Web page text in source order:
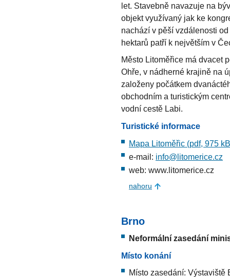
let. Stavebně navazuje na
objekt využívaný jak ke
nachází v pěší vzdálenosti
hektarů patří k největším v
Město Litoměřice má dvacet
Ohře, v nádherné krajině na
založeny počátkem
obchodním a turistickým
vodní cestě Labi.
Turistické informace
Mapa Litoměřic (pdf, 975
e-mail: info@litomerice.cz
web: www.litomerice.cz
nahoru
Brno
Neformální zasedání
Místo konání
Místo zasedání: Výstaviště